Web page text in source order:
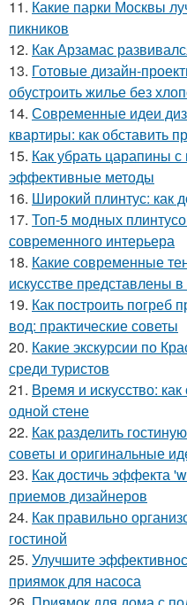
11. Какие парки Москвы
пикников
12. Как Арзамас
13. Готовые дизайн-
обустроить жилье без
14. Современные идеи
квартиры: как обставить
15. Как убрать царапины
эффективные методы
16. Широкий плинтус: как
17. Топ-5 модных
современного интерьера
18. Какие современные
искусстве представлены
19. Как построить погреб
вод: практические советы
20. Какие экскурсии по
среди туристов
21. Время и искусство:
одной стене
22. Как разделить
советы и оригинальные
23. Как достичь эффекта
приемов дизайнеров
24. Как правильно
гостиной
25. Улучшите
приямок для насоса